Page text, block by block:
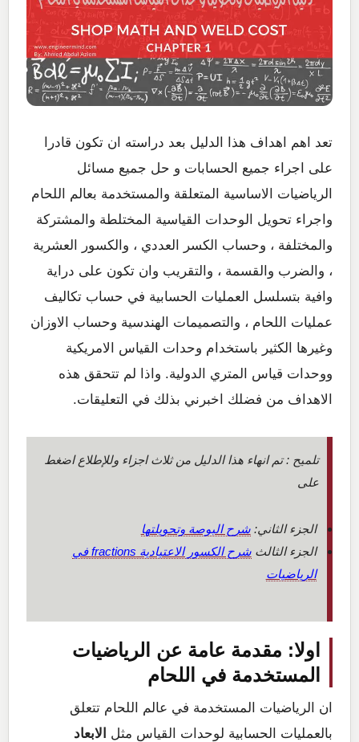
تعد اهم اهداف هذا الدليل بعد دراسته ان تكون قادرا
على اجراء جميع الحسابات و حل جميع مسائل
الرياضيات الاساسية المتعلقة والمستخدمة بعالم اللحام
واجراء تحويل الوحدات القياسية المختلطة والمشتركة
والمختلفة ، وحساب الكسر العددي ، والكسور العشرية
، والضرب والقسمة ، والتقريب وان تكون على دراية
وافية بتسلسل العمليات الحسابية في حساب تكاليف
عمليات اللحام ، والتصميمات الهندسية وحساب الاوزان
وغيرها الكثير باستخدام وحدات القياس الامريكية
ووحدات قياس المتري الدولية. واذا لم تتحقق هذه
الاهداف من فضلك اخبرني بذلك في التعليقات.
تلميح : تم انهاء هذا الدليل من ثلاث اجزاء وللإطلاع اضغط
على
الجزء الثاني:شرح البوصة وتحويلتها
الجزء الثالث
شرح الكسور الاعتيادية fractions في
الرياضيات
اولا: مقدمة عامة عن الرياضيات
المستخدمة في اللحام
ان الرياضيات المستخدمة في عالم اللحام تتعلق
بالعمليات الحسابية لوحدات القياس مثل
الابعاد